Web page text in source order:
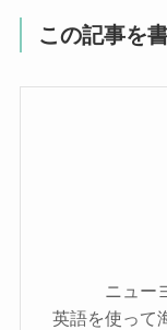
この記事を
ニュー
英語を使って